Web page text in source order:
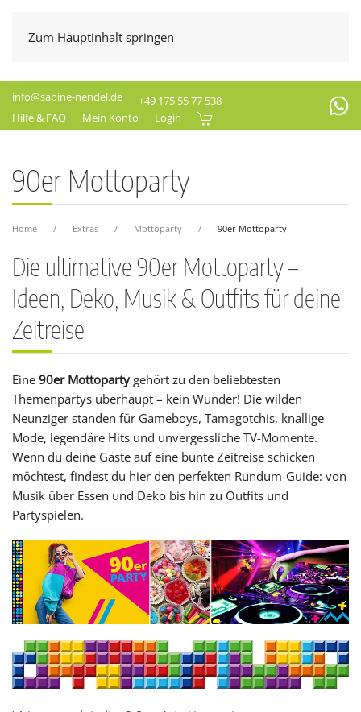
Zum Hauptinhalt springen
info@sabine-nendel.de
+49 175 55 77 538
Hilfe & FAQ
Mein Konto Login
90er Mottoparty
Home Extras Mottoparty 90er Mottoparty
Die ultimative 90er Mottoparty –
Ideen, Deko, Musik & Outfits für deine
Zeitreise
Eine 90er Mottoparty gehört zu den beliebtesten
Themenpartys überhaupt – kein Wunder! Die wilden
Neunziger standen für Gameboys, Tamagotchis, knallige
Mode, legendäre Hits und unvergessliche TV-Momente.
Wenn du deine Gäste auf eine bunte Zeitreise schicken
möchtest, findest du hier den perfekten Rundum-Guide: von
Musik über Essen und Deko bis hin zu Outfits und
Partyspielen.